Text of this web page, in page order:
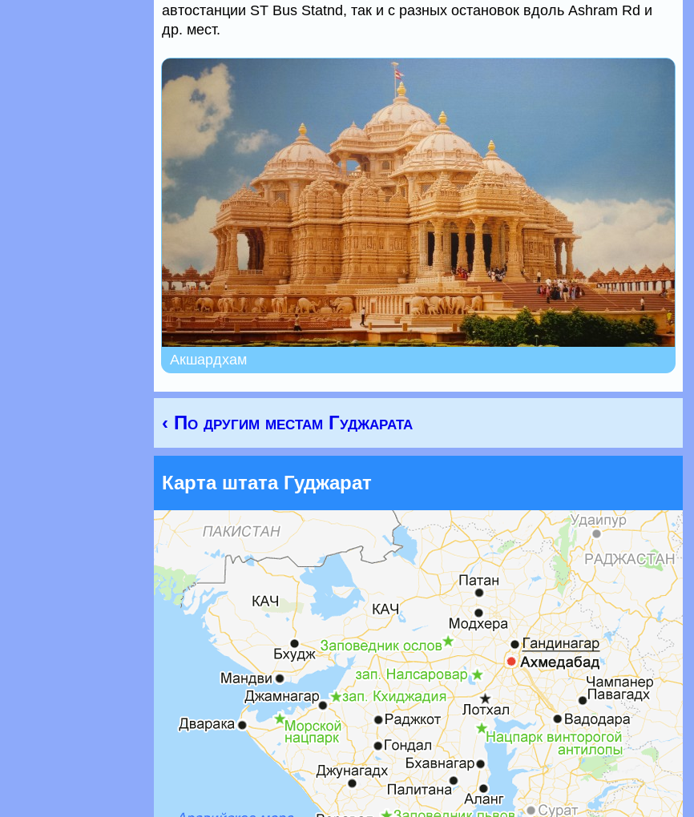
автостанции ST Bus Statnd, так и с разных остановок вдоль Ashram Rd и
др. мест.
Акшардхам
‹ По другим местам Гуджарата
Карта штата Гуджарат